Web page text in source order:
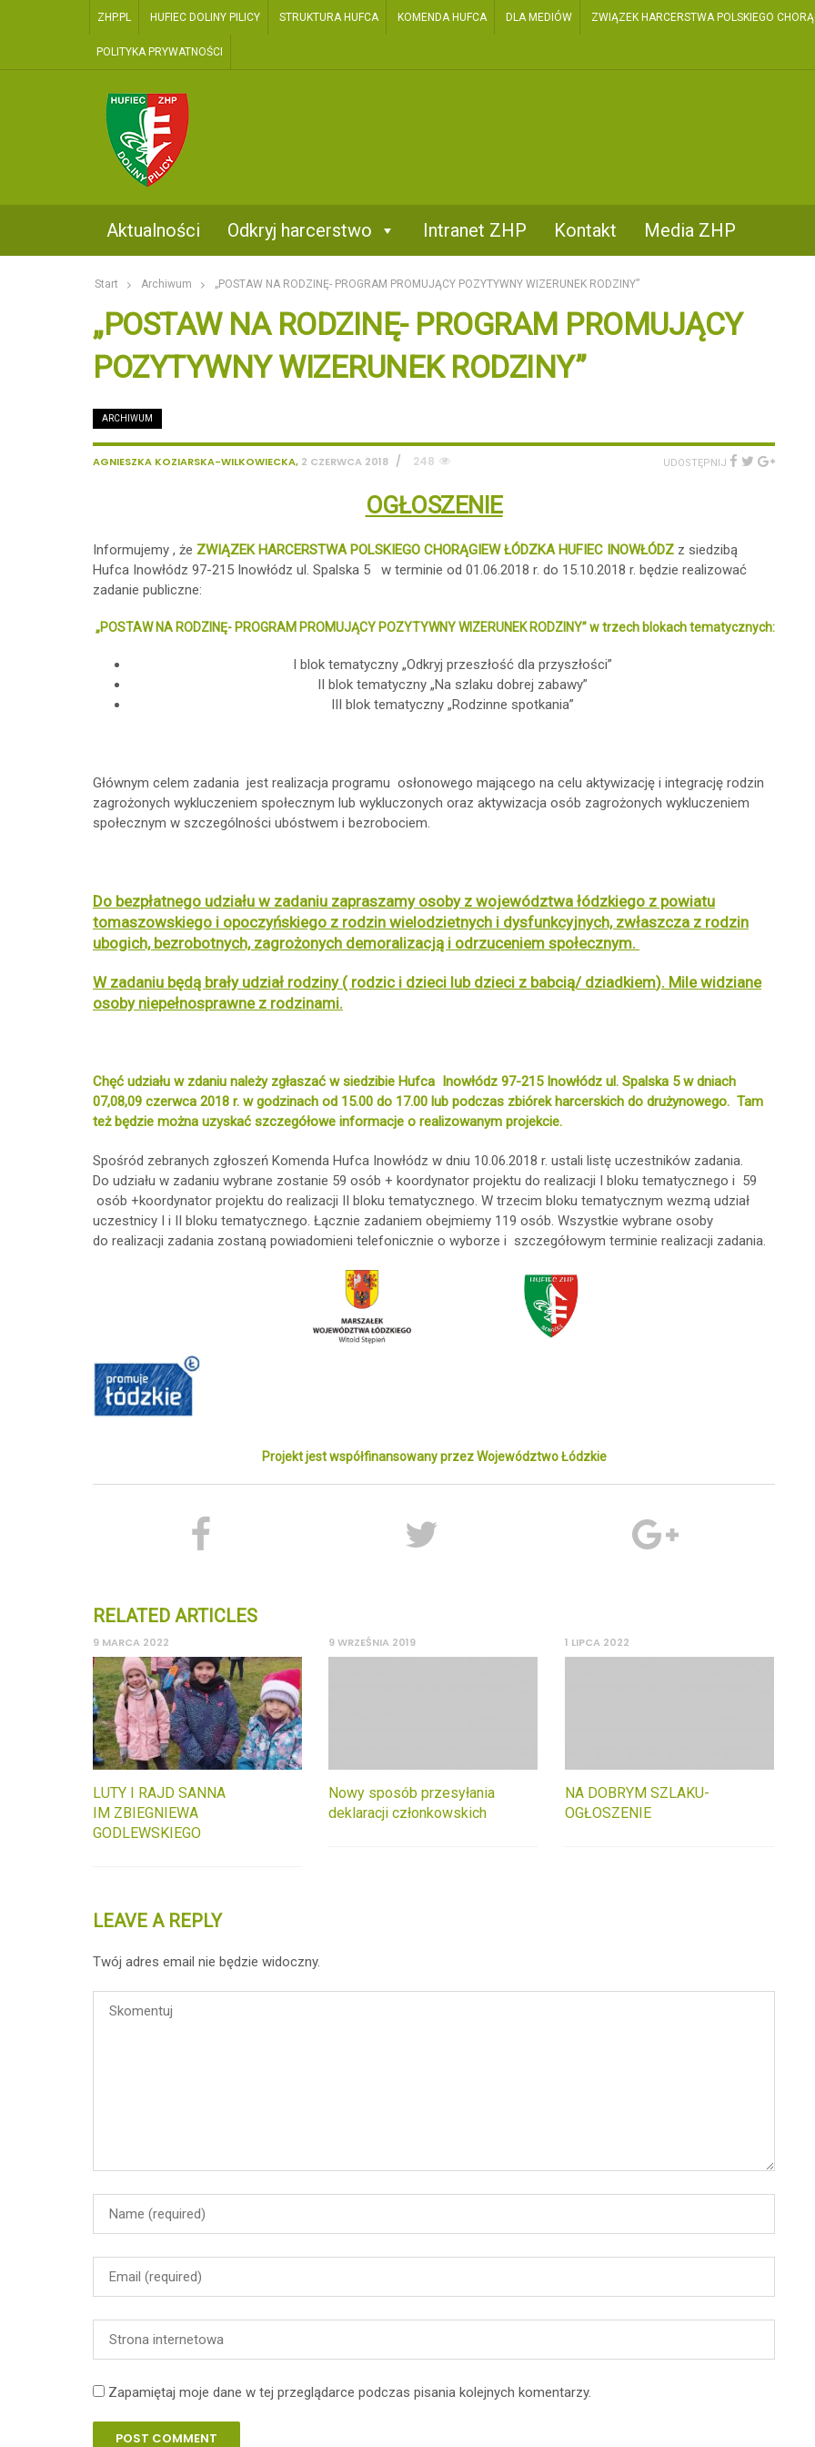
ZHP.PL HUFIEC DOLINY PILICY STRUKTURA HUFCA KOMENDA HUFCA DLA MEDIÓW ZWIĄZEK HARCERSTWA POLSKIEGO
POLITYKA PRYWATNOŚCI
Aktualności Odkryj harcerstwo Intranet ZHP Kontakt Media ZHP
Start Archiwum „POSTAW NA RODZINĘ- PROGRAM PROMUJĄCY POZYTYWNY WIZERUNEK RODZINY”
„POSTAW NA RODZINĘ- PROGRAM PROMUJĄCY
POZYTYWNY WIZERUNEK RODZINY”
ARCHIWUM
UDOSTĘPNIJ
AGNIESZKA KOZIARSKA-WILKOWIECKA, 2 CZERWCA 2018 / 248
OGŁOSZENIE
Informujemy , że ZWIĄZEK HARCERSTWA POLSKIEGO CHORĄGIEW ŁÓDZKA HUFIEC INOWŁÓDZ z siedzibą
Hufca Inowłódz 97-215 Inowłódz ul. Spalska 5 w terminie od 01.06.2018 r. do 15.10.2018 r. będzie realizować
zadanie publiczne:
„POSTAW NA RODZINĘ- PROGRAM PROMUJĄCY POZYTYWNY WIZERUNEK RODZINY” w trzech blokach tematycznych:
I blok tematyczny „Odkryj przeszłość dla przyszłości”
II blok tematyczny „Na szlaku dobrej zabawy”
III blok tematyczny „Rodzinne spotkania”
Głównym celem zadania jest realizacja programu osłonowego mającego na celu aktywizację i integrację rodzin
zagrożonych wykluczeniem społecznym lub wykluczonych oraz aktywizacja osób zagrożonych wykluczeniem
społecznym w szczególności ubóstwem i bezrobociem.
Do bezpłatnego udziału w zadaniu zapraszamy osoby z województwa łódzkiego z powiatu
tomaszowskiego i opoczyńskiego z rodzin wielodzietnych i dysfunkcyjnych, zwłaszcza z rodzin
ubogich, bezrobotnych, zagrożonych demoralizacją i odrzuceniem społecznym.
W zadaniu będą brały udział rodziny ( rodzic i dzieci lub dzieci z babcią/ dziadkiem). Mile widziane
osoby niepełnosprawne z rodzinami.
Chęć udziału w zdaniu należy zgłaszać w siedzibie Hufca Inowłódz 97-215Inowłódz ul. Spalska 5 w dniach
07,08,09 czerwca 2018 r. w godzinach od 15.00 do 17.00 lub podczas zbiórek harcerskich do drużynowego. Tam
też będzie można uzyskać szczegółowe informacje o realizowanym projekcie.
Spośród zebranych zgłoszeń Komenda Hufca Inowłódz w dniu 10.06.2018 r. ustali listę uczestników zadania.
Do udziału w zadaniu wybrane zostanie 59 osób + koordynator projektu do realizacji I bloku tematycznego i 59
osób +koordynator projektu do realizacji II bloku tematycznego. W trzecim bloku tematycznym wezmą udział
uczestnicy I i II bloku tematycznego. Łącznie zadaniem obejmiemy 119 osób. Wszystkie wybrane osoby
do realizacji zadania zostaną powiadomieni telefonicznie o wyborze i szczegółowym terminie realizacji zadania.
Projekt jest współfinansowany przez Województwo Łódzkie
RELATED ARTICLES
9 MARCA 2022
LUTY I RAJD SANNA
IM ZBIEGNIEWA
GODLEWSKIEGO
9 WRZEŚNIA 2019
Nowy sposób przesyłania
deklaracji członkowskich
1 LIPCA 2022
NA DOBRYM SZLAKU-
OGŁOSZENIE
LEAVE A REPLY
Twój adres email nie będzie widoczny.
Zapamiętaj moje dane w tej przeglądarce podczas pisania kolejnych komentarzy.